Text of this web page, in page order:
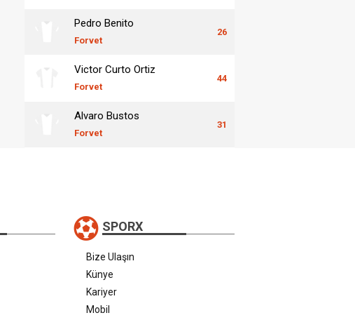
Pedro Benito
Forvet
26
Victor Curto Ortiz
Forvet
44
Alvaro Bustos
Forvet
31
SPORX
Bize Ulaşın
Künye
Kariyer
Mobil